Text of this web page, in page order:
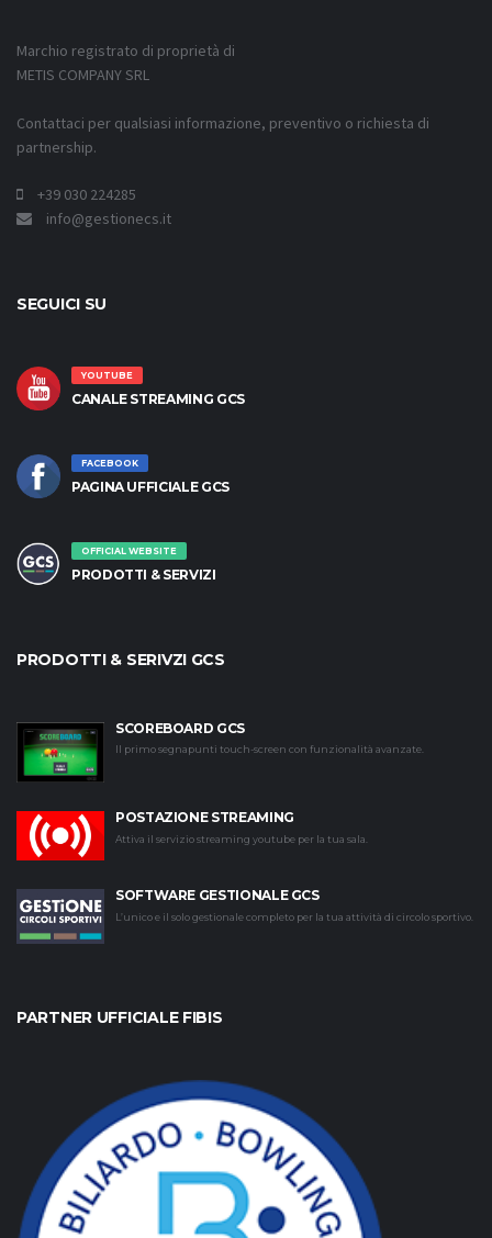
Marchio registrato di proprietà di
METIS COMPANY SRL
Contattaci per qualsiasi informazione, preventivo o richiesta di
partnership.
+39 030 224285
info@gestionecs.it
SEGUICI SU
YOUTUBE
CANALE STREAMING GCS
FACEBOOK
PAGINA UFFICIALE GCS
OFFICIAL WEBSITE
PRODOTTI & SERVIZI
PRODOTTI & SERIVZI GCS
SCOREBOARD GCS
Il primo segnapunti touch-screen con funzionalità avanzate.
POSTAZIONE STREAMING
Attiva il servizio streaming youtube per la tua sala.
SOFTWARE GESTIONALE GCS
L’unico e il solo gestionale completo per la tua attività di circolo sportivo.
PARTNER UFFICIALE FIBIS